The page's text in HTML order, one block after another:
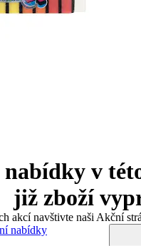
v
již zboží
akcí navštivte naši Akční
nabídky